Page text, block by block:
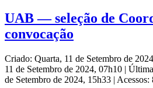
UAB — seleção de
convocação
Criado: Quarta, 11 de Setembro de
11 de Setembro de 2024, 07h10 |
de Setembro de 2024, 15h33 | Acessos: